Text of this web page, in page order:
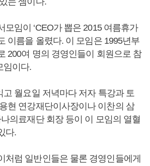
모임이 ‘CEO가 뽑은 2015 여름휴가
이름을 올렸다. 이 모임은 1995년부
200여 명의 경영인들이 회원으로 참
임이다.
고 월요일 저녁마다 저자 특강과 토
현 연강재단이사장이나 이찬의 삼
의료재단 회장 등이 이 모임의 열혈
다.
처럼 일반인들은 물론 경영인들에게